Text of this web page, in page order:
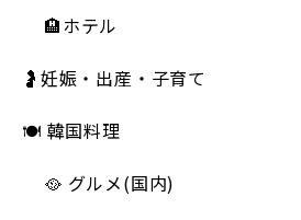
🏨ホテル
🤰妊娠・出産・子育て
🍽 韓国料理
🥘 グルメ(国内)